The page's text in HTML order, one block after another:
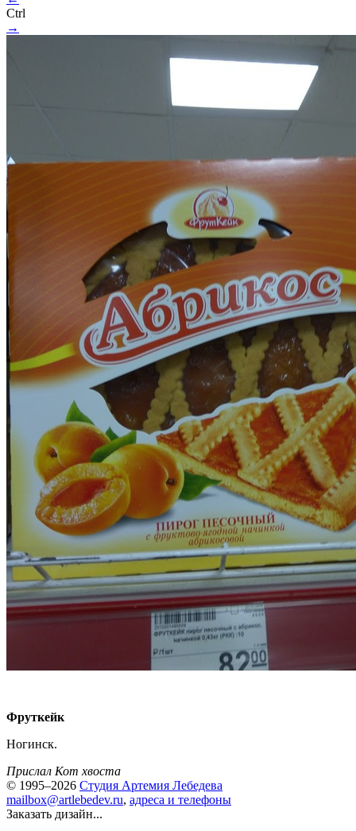
Ctrl
→
Фруткейк
Ногинск.
Прислал Кот хвоста
© 1995–2026 Студия Артемия Лебедева
mailbox@artlebedev.ru, адреса и телефоны
Заказать дизайн...